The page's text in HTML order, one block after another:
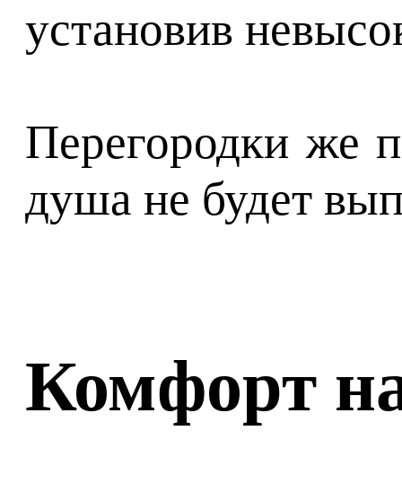
установив
Перегородки же
душа не будет
Комфорт